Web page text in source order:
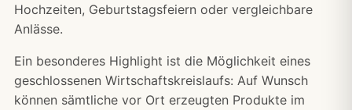
Hochzeiten, Geburtstagsfeiern oder vergleichbare
Anlässe.
Ein besonderes Highlight ist die Möglichkeit eines
geschlossenen Wirtschaftskreislaufs: Auf Wunsch
können sämtliche vor Ort erzeugten Produkte im